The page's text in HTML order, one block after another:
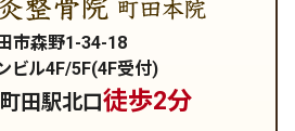
市森野1-34-18
ビル4F/5F(4F受付)
田駅北口徒歩2分